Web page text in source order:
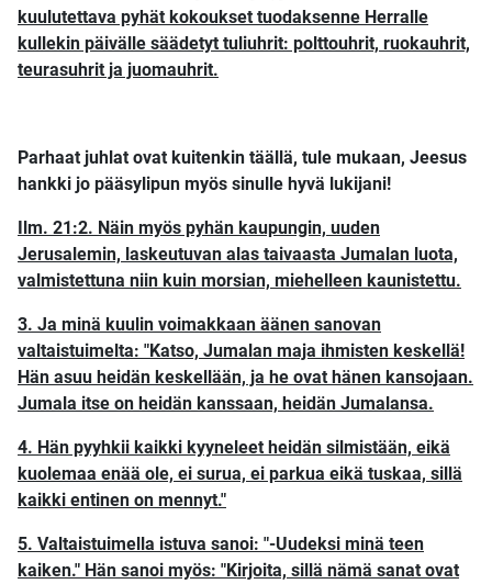
kuulutettava pyhät kokoukset tuodaksenne Herralle
kullekin päivälle säädetyt tuliuhrit: polttouhrit, ruokauhrit,
teurasuhrit ja juomauhrit.
Parhaat juhlat ovat kuitenkin täällä, tule mukaan, Jeesus
hankki jo pääsylipun myös sinulle hyvä lukijani!
Ilm. 21:2. Näin myös pyhän kaupungin, uuden
Jerusalemin, laskeutuvan alas taivaasta Jumalan luota,
valmistettuna niin kuin morsian, miehelleen kaunistettu.
3. Ja minä kuulin voimakkaan äänen sanovan
valtaistuimelta: "Katso, Jumalan maja ihmisten keskellä!
Hän asuu heidän keskellään, ja he ovat hänen kansojaan.
Jumala itse on heidän kanssaan, heidän Jumalansa.
4. Hän pyyhkii kaikki kyyneleet heidän silmistään, eikä
kuolemaa enää ole, ei surua, ei parkua eikä tuskaa, sillä
kaikki entinen on mennyt."
5. Valtaistuimella istuva sanoi: "-Uudeksi minä teen
kaiken." Hän sanoi myös: "Kirjoita, sillä nämä sanat ovat